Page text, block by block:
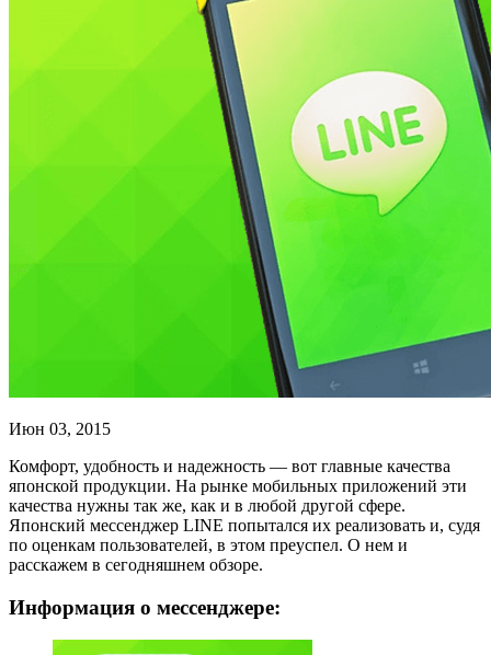
Июн 03, 2015
Комфорт, удобность и надежность — вот главные качества
японской продукции. На рынке мобильных приложений эти
качества нужны так же, как и в любой другой сфере.
Японский мессенджер LINE попытался их реализовать и, судя
по оценкам пользователей, в этом преуспел. О нем и
расскажем в сегодняшнем обзоре.
Информация о мессенджере: